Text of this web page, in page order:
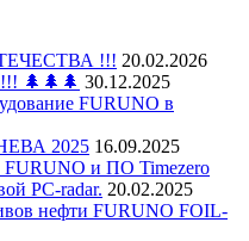
!!! 20.02.2026
🌲🌲🌲 30.12.2025
FURUNO в
2025 16.09.2025
FURUNO и ПО Timezero
PC-radar. 20.02.2025
нефти FURUNO FOIL-